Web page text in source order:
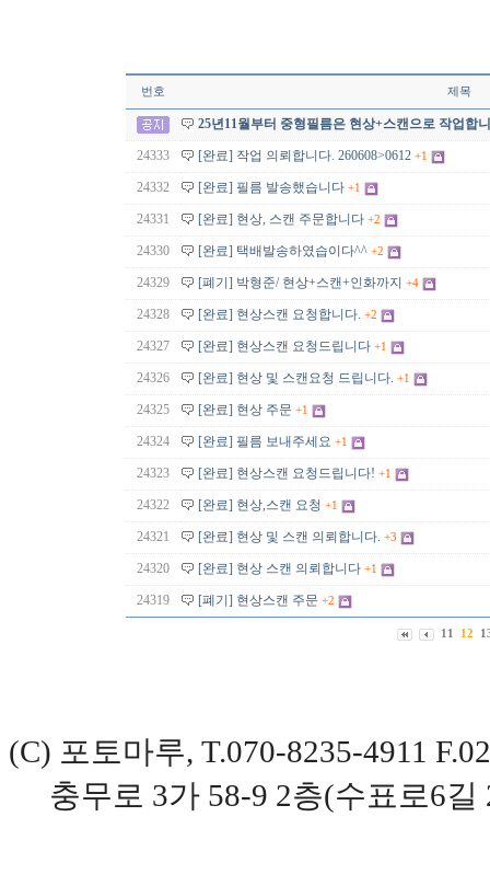
번호 제목
25년11월부터 중형필름은 현상+스캔으로 작업합
24333 [완료] 작업 의뢰합니다. 260608>0612 +1
24332 [완료] 필름 발송했습니다 +1
24331 [완료] 현상, 스캔 주문합니다 +2
24330 [완료] 택배발송하였습이다^^ +2
24329 [폐기] 박형준/ 현상+스캔+인화까지 +4
24328 [완료] 현상스캔 요청합니다. +2
24327 [완료] 현상스캔 요청드립니다 +1
24326 [완료] 현상 및 스캔요청 드립니다. +1
24325 [완료] 현상 주문 +1
24324 [완료] 필름 보내주세요 +1
24323 [완료] 현상스캔 요청드립니다! +1
24322 [완료] 현상,스캔 요청 +1
24321 [완료] 현상 및 스캔 의뢰합니다. +3
24320 [완료] 현상 스캔 의뢰합니다 +1
24319 [폐기] 현상스캔 주문 +2
11 12
(C) 포토마루, T.070-8235-4911
충무로 3가 58-9 2층(수표로6